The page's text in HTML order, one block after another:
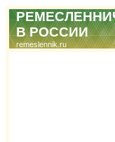
В РОССИИ
remeslennik.ru